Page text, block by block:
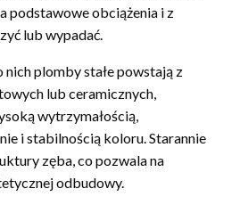
podstawowe obciążenia i z
lub wypadać.
plomby stałe powstają z
lub ceramicznych,
wytrzymałością,
i stabilnością koloru. Starannie
zęba, co pozwala na
odbudowy.